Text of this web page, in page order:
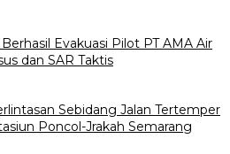
Evakuasi Pilot PT AMA Air
dan SAR Taktis
Sebidang Jalan Tertemper
Poncol-Jrakah Semarang